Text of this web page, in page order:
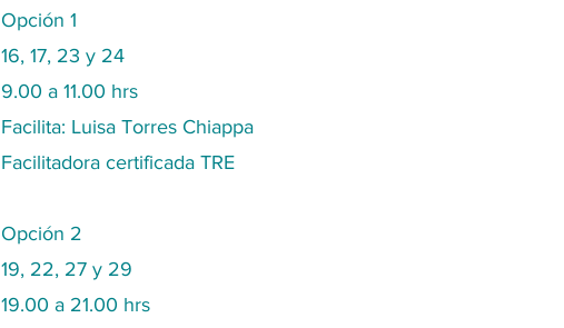
Opción 1
16, 17, 23 y 24
9.00 a 11.00 hrs
Facilita: Luisa Torres Chiappa
Facilitadora certificada TRE
Opción 2
19, 22, 27 y 29
19.00 a 21.00 hrs